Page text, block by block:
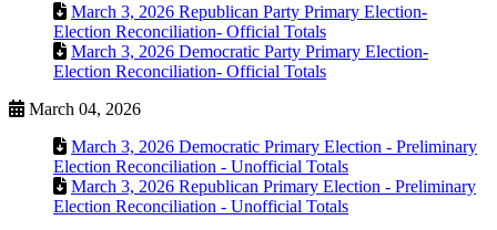
March 3, 2026 Republican Party Primary Election-
Election Reconciliation- Official Totals
March 3, 2026 Democratic Party Primary Election-
Election Reconciliation- Official Totals
March 04, 2026
March 3, 2026 Democratic Primary Election - Preliminary
Election Reconciliation - Unofficial Totals
March 3, 2026 Republican Primary Election - Preliminary
Election Reconciliation - Unofficial Totals